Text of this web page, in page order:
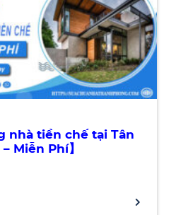
nhà tiền chế tại Tân
Miễn Phí】